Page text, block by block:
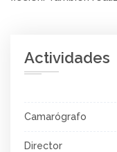
Actividades
Camarógrafo
Director